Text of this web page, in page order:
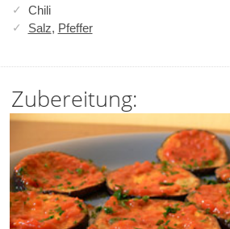
Chili
Salz, Pfeffer
Zubereitung: